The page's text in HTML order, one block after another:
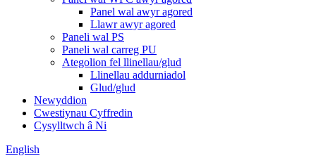
Panel wal awyr agored
Llawr awyr agored
Paneli wal PS
Paneli wal carreg PU
Ategolion fel llinellau/glud
Llinellau addurniadol
Glud/glud
Newyddion
Cwestiynau Cyffredin
Cysylltwch â Ni
English